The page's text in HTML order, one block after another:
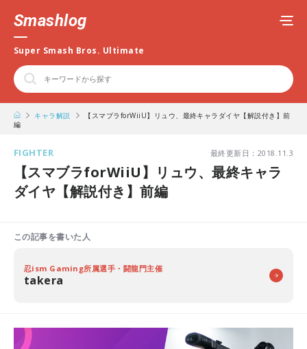
Smashlog
Super Smash Bros. Ultimate
キャラ解説
【スマブラforWiiU】リュウ、最終キャラダイヤ【解説付き】前
編
FIGHTER 最終更新日：2018.11.3
【スマブラforWiiU】リュウ、最終キャラ
ダイヤ【解説付き】前編
この記事を書いた人
忍ism Gaming所属選手・闘龍門主催
takera